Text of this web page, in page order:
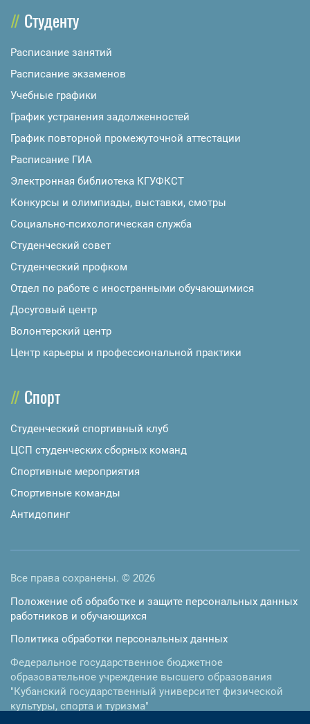
Студенту
Расписание занятий
Расписание экзаменов
Учебные графики
График устранения задолженностей
График повторной промежуточной аттестации
Расписание ГИА
Электронная библиотека КГУФКСТ
Конкурсы и олимпиады, выставки, смотры
Социально-психологическая служба
Студенческий совет
Студенческий профком
Отдел по работе с иностранными обучающимися
Досуговый центр
Волонтерский центр
Центр карьеры и профессиональной практики
Спорт
Студенческий спортивный клуб
ЦСП студенческих сборных команд
Спортивные мероприятия
Спортивные команды
Антидопинг
Все права сохранены. © 2026
Положение об обработке и защите персональных данных
работников и обучающихся
Политика обработки персональных данных
Федеральное государственное бюджетное
образовательное учреждение высшего образования
"Кубанский государственный университет физической
культуры, спорта и туризма"